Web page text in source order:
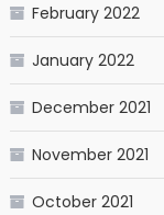
February 2022
January 2022
December 2021
November 2021
October 2021